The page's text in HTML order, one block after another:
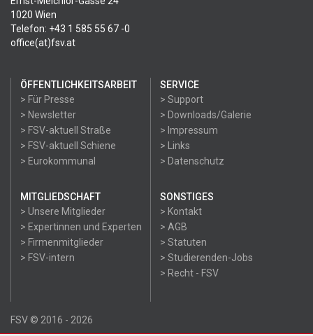
1020 Wien
Telefon: +43 1 585 55 67 -0
office(at)fsv.at
ÖFFENTLICHKEITSARBEIT
> Für Presse
> Newsletter
> FSV-aktuell Straße
> FSV-aktuell Schiene
> Eurokommunal
SERVICE
> Support
> Downloads/Galerie
> Impressum
> Links
> Datenschutz
MITGLIEDSCHAFT
> Unsere Mitglieder
> Expertinnen und Experten
> Firmenmitglieder
> FSV-intern
SONSTIGES
> Kontakt
> AGB
> Statuten
> Studierenden-Jobs
> Recht - FSV
FSV © 2016 - 2026